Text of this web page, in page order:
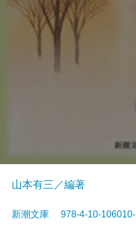
山本有三／編著
新潮文庫 978-4-10-